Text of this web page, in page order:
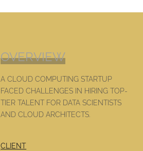
OVERVIEW
A CLOUD COMPUTING STARTUP
FACED CHALLENGES IN HIRING TOP-
TIER TALENT FOR DATA SCIENTISTS
AND CLOUD ARCHITECTS.
CLIENT